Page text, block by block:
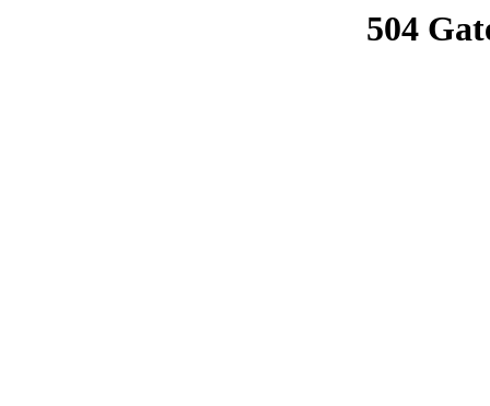
504